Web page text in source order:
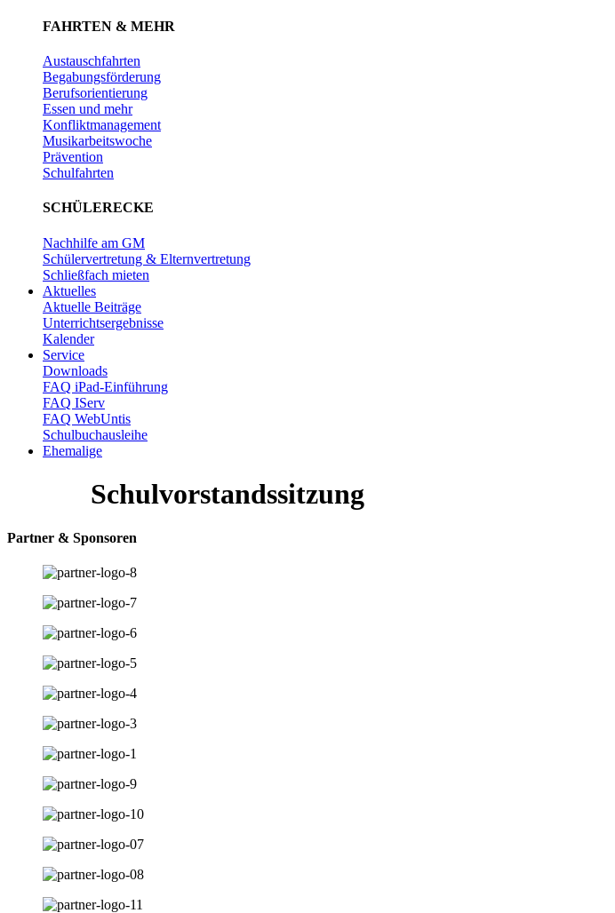
FAHRTEN & MEHR
Austauschfahrten
Begabungsförderung
Berufsorientierung
Essen und mehr
Konfliktmanagement
Musikarbeitswoche
Prävention
Schulfahrten
SCHÜLERECKE
Nachhilfe am GM
Schülervertretung & Elternvertretung
Schließfach mieten
Aktuelles
Aktuelle Beiträge
Unterrichtsergebnisse
Kalender
Service
Downloads
FAQ iPad-Einführung
FAQ IServ
FAQ WebUntis
Schulbuchausleihe
Ehemalige
Schulvorstandssitzung
Partner & Sponsoren